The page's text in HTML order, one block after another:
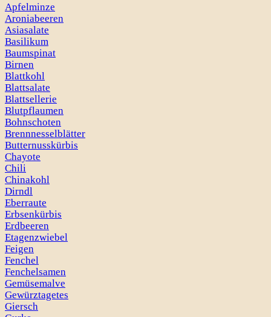
Apfelminze
Aroniabeeren
Asiasalate
Basilikum
Baumspinat
Birnen
Blattkohl
Blattsalate
Blattsellerie
Blutpflaumen
Bohnschoten
Brennnesselblätter
Butternusskürbis
Chayote
Chili
Chinakohl
Dirndl
Eberraute
Erbsenkürbis
Erdbeeren
Etagenzwiebel
Feigen
Fenchel
Fenchelsamen
Gemüsemalve
Gewürztagetes
Giersch